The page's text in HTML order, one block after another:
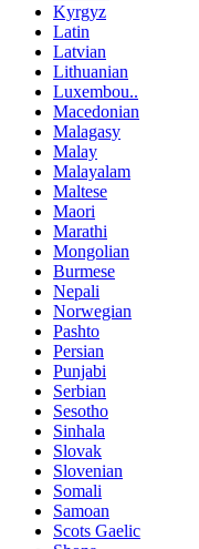
Kyrgyz
Latin
Latvian
Lithuanian
Luxembou..
Macedonian
Malagasy
Malay
Malayalam
Maltese
Maori
Marathi
Mongolian
Burmese
Nepali
Norwegian
Pashto
Persian
Punjabi
Serbian
Sesotho
Sinhala
Slovak
Slovenian
Somali
Samoan
Scots Gaelic